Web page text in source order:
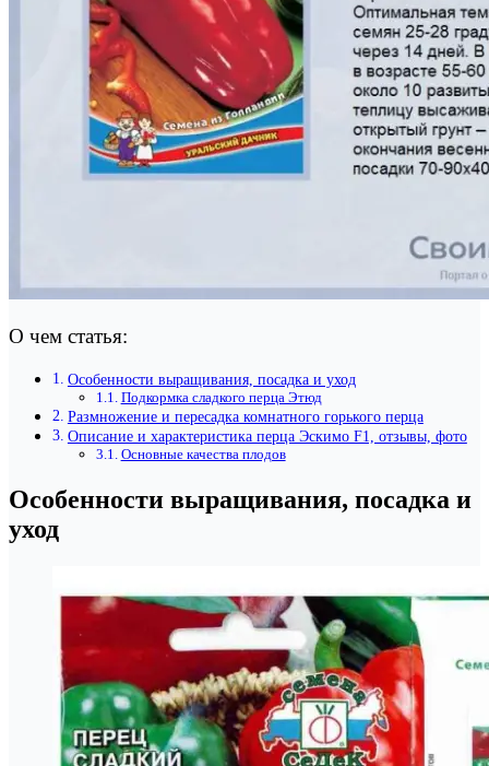
О чем статья:
Особенности выращивания, посадка и уход
Подкормка сладкого перца Этюд
Размножение и пересадка комнатного горького перца
Описание и характеристика перца Эскимо F1, отзывы, фото
Основные качества плодов
Особенности выращивания, посадка и
уход